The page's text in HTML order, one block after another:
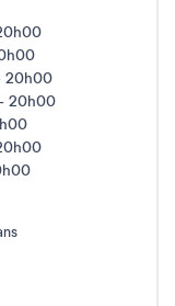
20h00
20h00